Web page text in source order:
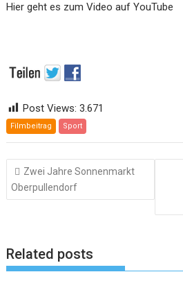
Hier geht es zum Video auf YouTube
Post Views: 3.671
Filmbeitrag Sport
Beitragsnavigation
Zwei Jahre Sonnenmarkt
Oberpullendorf
Related posts